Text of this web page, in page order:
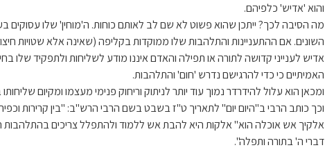
והוא 'אדיש' כלפיהם.
מה הסיבה לכך? ייתכן שהוא פשוט לא שם לב לאותם כוחות. ה'מוחין' שלו עסוקים
השונים. אם ההתעניינות והתלהבות שלו ממוקדות בקליפה (שאינה אלא שטויות
אדיש לענייני קדושה לתורה או תפילה והאדם איננו מודע לשליחות ולתפקיד שלו
האמיתיים כי כדי להרגישם נדרש 'חום' והתלהבות.
ומכאן הוא עלול להידרדר נמוך עוד יותר לניתוק וריחוק פנימי מעצמו ומקיום
וכך כותב הרבי ב"היום יום" לתאריך ט"ז בשבט בשם הרבי הרש"ב: "בין קרירות
אלקיך אש אוכלה הוא" אלקות היא להבת אש ללמוד ולהתפלל צריכים
דברי ה' בתורה ותפלה".